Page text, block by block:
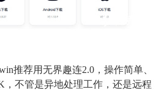
推荐用无界趣连2.0，操作简单、
，不管是异地处理工作，还是远程